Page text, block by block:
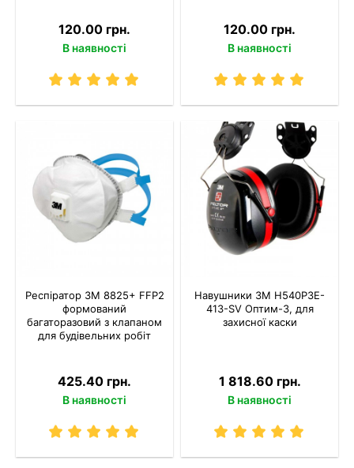
120.00 грн.
В наявності
120.00 грн.
В наявності
Респіратор 3M 8825+ FFP2
формований
багаторазовий з клапаном
для будівельних робіт
425.40 грн.
В наявності
Навушники 3M H540P3E-
413-SV Оптим-3, для
захисної каски
1 818.60 грн.
В наявності